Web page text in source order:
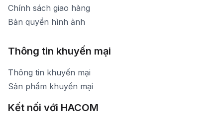
Chính sách giao hàng
Bản quyền hình ảnh
Thông tin khuyến mại
Thông tin khuyến mại
Sản phẩm khuyến mại
Kết nối với HACOM